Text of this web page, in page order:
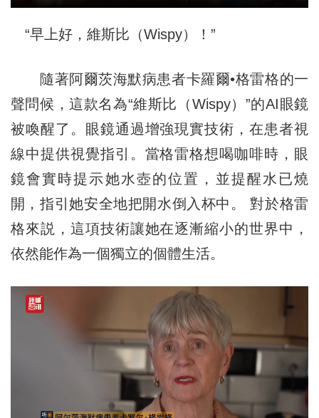
“早上好，維斯比（Wispy）！”
隨著阿爾茨海默病患者卡羅爾•格雷格的一
聲問候，這款名為“維斯比（Wispy）”的AI眼鏡
被喚醒了。眼鏡通過增強現實技術，在患者視
線中提供視覺指引。當格雷格想喝咖啡時，眼
鏡會實時提示她水壺的位置，並提醒水已燒
開，指引她安全地把開水倒入杯中。 對於格雷
格來説，這項技術讓她在逐漸縮小的世界中，
依然能作為一個獨立的個體生活。